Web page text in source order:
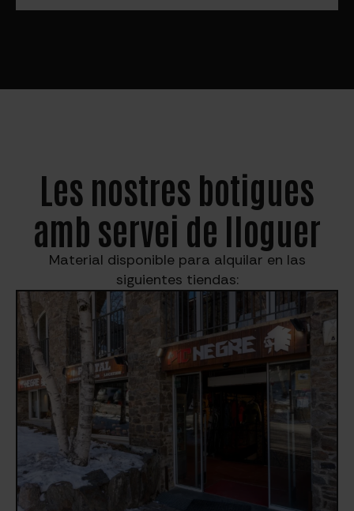
Les nostres botigues
amb servei de lloguer
Material disponible para alquilar en las
siguientes tiendas: